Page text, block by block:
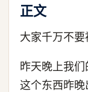
正文
大家千万不要
昨天晚上我
这个东西昨